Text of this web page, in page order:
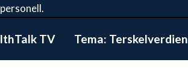
TV Tema: Terskelverdien